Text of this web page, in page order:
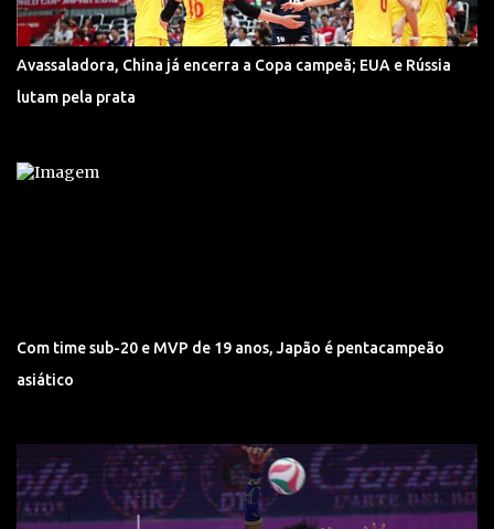
Avassaladora, China já encerra a Copa campeã; EUA e Rússia
lutam pela prata
Com time sub-20 e MVP de 19 anos, Japão é pentacampeão
asiático